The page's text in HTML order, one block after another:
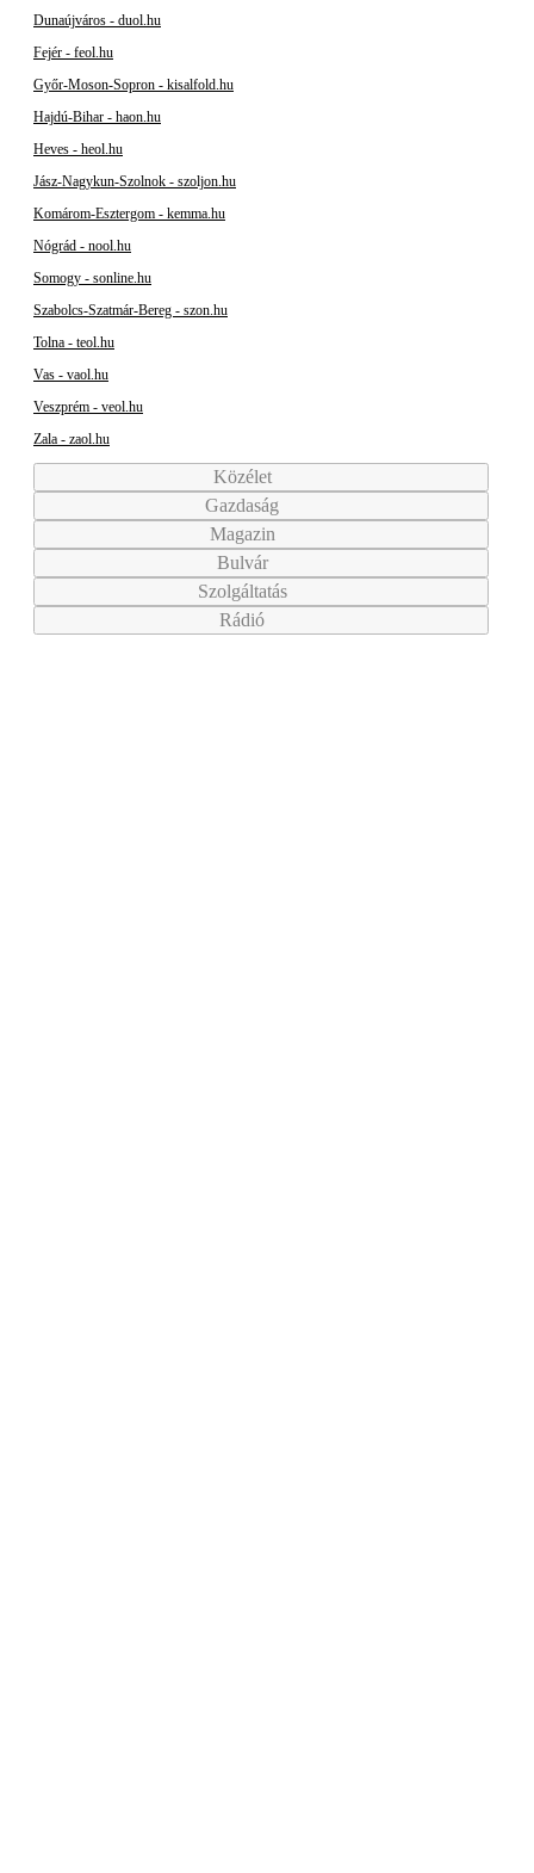
Dunaújváros - duol.hu
Fejér - feol.hu
Győr-Moson-Sopron - kisalfold.hu
Hajdú-Bihar - haon.hu
Heves - heol.hu
Jász-Nagykun-Szolnok - szoljon.hu
Komárom-Esztergom - kemma.hu
Nógrád - nool.hu
Somogy - sonline.hu
Szabolcs-Szatmár-Bereg - szon.hu
Tolna - teol.hu
Vas - vaol.hu
Veszprém - veol.hu
Zala - zaol.hu
Közélet
Gazdaság
Magazin
Bulvár
Szolgáltatás
Rádió